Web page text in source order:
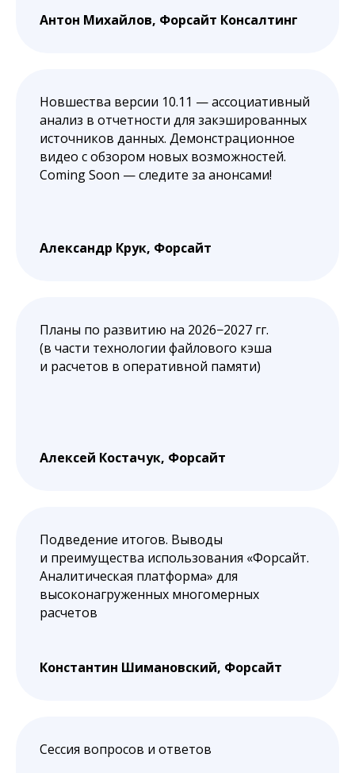
Антон Михайлов, Форсайт Консалтинг
Новшества версии 10.11 — ассоциативный
анализ в отчетности для закэшированных
источников данных. Демонстрационное
видео с обзором новых возможностей.
Coming Soon — следите за анонсами!
Александр Крук, Форсайт
Планы по развитию на 2026−2027 гг.
(в части технологии файлового кэша
и расчетов в оперативной памяти)
Алексей Костачук, Форсайт
Подведение итогов. Выводы
и преимущества использования «Форсайт.
Аналитическая платформа» для
высоконагруженных многомерных
расчетов
Константин Шимановский, Форсайт
Сессия вопросов и ответов